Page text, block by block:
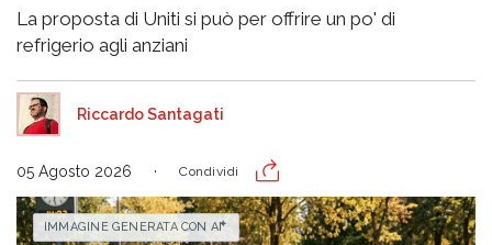
La proposta di Uniti si può per offrire un po' di
refrigerio agli anziani
Riccardo Santagati
05 Agosto 2026 Condividi
IMMAGINE GENERATA CON AI